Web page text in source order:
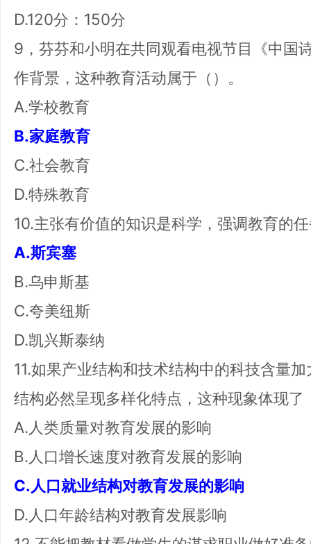
D.120分：150分
9，芬芬和小明在共同观看电视节目《中国
作背景，这种教育活动属于（）。
A.学校教育
B.家庭教育
C.社会教育
D.特殊教育
10.主张有价值的知识是科学，强调教育的
A.斯宾塞
B.乌申斯基
C.夸美纽斯
D.凯兴斯泰纳
11.如果产业结构和技术结构中的科技含量
结构必然呈现多样化特点，这种现象体现
A.人类质量对教育发展的影响
B.人口增长速度对教育发展的影响
C.人口就业结构对教育发展的影响
D.人口年龄结构对教育发展影响